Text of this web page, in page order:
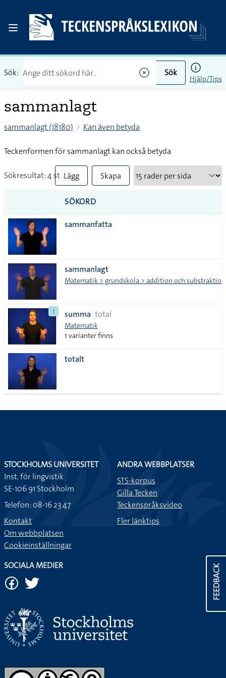
Sök: Sök
Hjälp/Tips
sammanlagt
sammanlagt (18180) Kan även betyda
Teckenformen för sammanlagt kan också betyda
Sökresultat: 4 st Lägg
till
alla i
Skapa
SÖKORD
sammanfatta
sammanlagt
Matematik > grundskola > addition och substraktion
1 summa total
Matematik
1 varianter finns
totalt
FEEDBACK
STOCKHOLMS UNIVERSITET
Inst. för lingvistik
SE-106 91 Stockholm
Telefon: 08-16 23 47
Kontakt
Om webbplatsen
Cookieinställningar
ANDRA WEBBPLATSER
STS-korpus
Gilla Tecken
Teckenspråksvideo
Fler länktips
SOCIALA MEDIER